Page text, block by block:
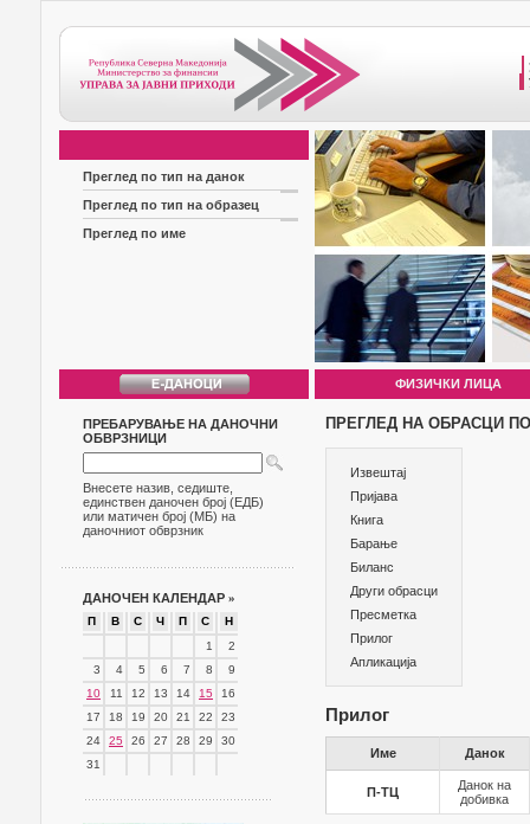
Преглед по тип на данок
Преглед по тип на образец
Преглед по име
ФИЗИЧКИ ЛИЦА
ПРЕБАРУВАЊЕ НА ДАНОЧНИ
ОБВРЗНИЦИ
Внесете назив, седиште,
единствен даночен број (ЕДБ)
или матичен број (МБ) на
даночниот обврзник
ДАНОЧЕН КАЛЕНДАР »
П В С Ч П С
Н
1
2
3
4 5 6 7 8
9
10
11 12 13 14 15
16
17
18 19 20 21 22
23
24
25 26 27 28 29
30
31
ПРЕГЛЕД НА ОБРАСЦИ
Извештај
Пријава
Книга
Барање
Биланс
Други обрасци
Пресметка
Прилог
Апликација
Прилог
Име Данок
П-ТЦ
Данок на
добивка